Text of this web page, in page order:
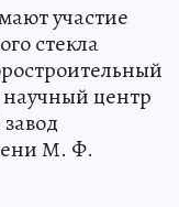
участие
стекла
центр
М. Ф.